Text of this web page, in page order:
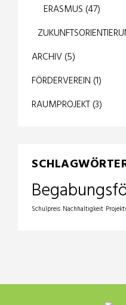
ERASMUS (47)
ARCHIV(5)
FÖRDERVEREIN (1)
RAUMPROJEKT(3)
Schulpreis Nachhaltigkeit